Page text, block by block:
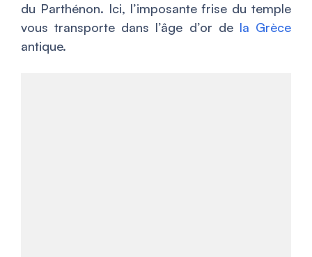
du Parthénon. Ici, l’imposante frise du temple
vous transporte dans l’âge d’or de la Grèce
antique.